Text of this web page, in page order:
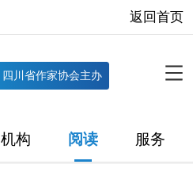
返回首页
四川省作家协会主办
机构 阅读 服务
主管社团 专门委员会